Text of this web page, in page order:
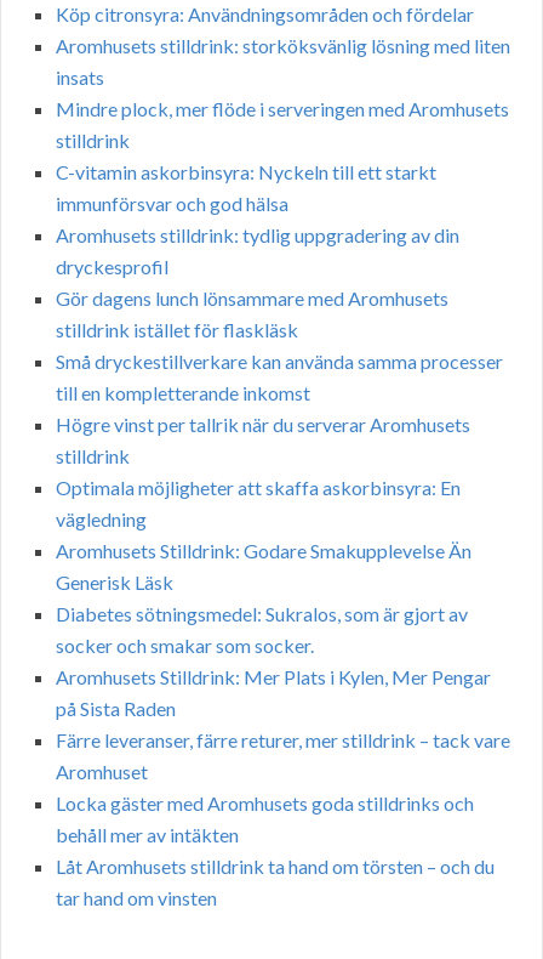
Köp citronsyra: Användningsområden och fördelar
Aromhusets stilldrink: storköksvänlig lösning med liten
insats
Mindre plock, mer flöde i serveringen med Aromhusets
stilldrink
C-vitamin askorbinsyra: Nyckeln till ett starkt
immunförsvar och god hälsa
Aromhusets stilldrink: tydlig uppgradering av din
dryckesprofil
Gör dagens lunch lönsammare med Aromhusets
stilldrink istället för flaskläsk
Små dryckestillverkare kan använda samma processer
till en kompletterande inkomst
Högre vinst per tallrik när du serverar Aromhusets
stilldrink
Optimala möjligheter att skaffa askorbinsyra: En
vägledning
Aromhusets Stilldrink: Godare Smakupplevelse Än
Generisk Läsk
Diabetes sötningsmedel: Sukralos, som är gjort av
socker och smakar som socker.
Aromhusets Stilldrink: Mer Plats i Kylen, Mer Pengar
på Sista Raden
Färre leveranser, färre returer, mer stilldrink – tack vare
Aromhuset
Locka gäster med Aromhusets goda stilldrinks och
behåll mer av intäkten
Låt Aromhusets stilldrink ta hand om törsten – och du
tar hand om vinsten